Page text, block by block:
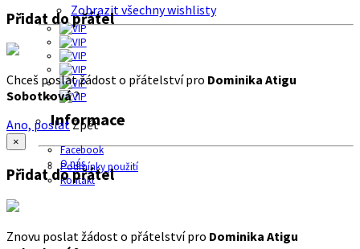
Zobrazit všechny wishlisty
Informace
Facebook
O nás
Podmínky použití
Kontakt
Přidat do přátel
Chceš poslat žádost o přátelství pro Dominika Atigu
Sobotková?
Ano, poslatZpět
×
Přidat do přátel
Znovu poslat žádost o přátelství pro Dominika Atigu